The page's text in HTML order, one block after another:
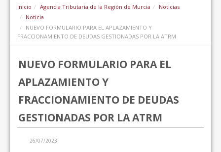
Inicio Agencia Tributaria de la Región de Murcia
Noticias
Noticia
NUEVO FORMULARIO PARA EL APLAZAMIENTO Y
FRACCIONAMIENTO DE DEUDAS GESTIONADAS POR LA ATRM
NUEVO FORMULARIO PARA EL
APLAZAMIENTO Y
FRACCIONAMIENTO DE DEUDAS
GESTIONADAS POR LA ATRM
26/07/2023